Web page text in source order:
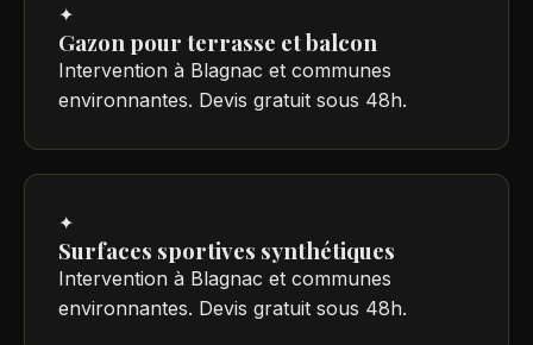
✦
Gazon pour terrasse et balcon
Intervention à Blagnac et communes
environnantes. Devis gratuit sous 48h.
✦
Surfaces sportives synthétiques
Intervention à Blagnac et communes
environnantes. Devis gratuit sous 48h.